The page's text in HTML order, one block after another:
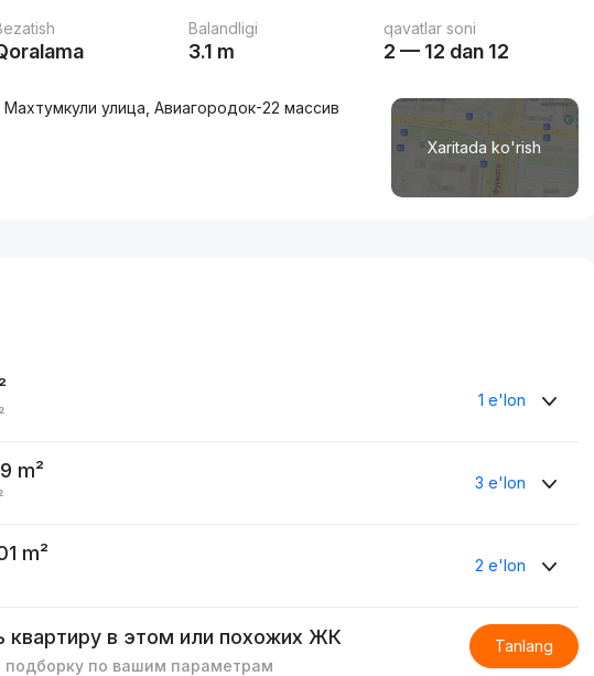
Balandligi
3.1 m
qavatlar soni
2 — 12 dan 12
Xaritada ko'rish
улица, Авиагородок-22 массив
1 e'lon
m²
3 e'lon
m²
2 e'lon
в этом или похожих ЖК
подборку по вашим параметрам
Tanlang